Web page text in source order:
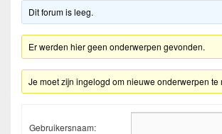
Dit forum is leeg.
Er werden hier geen onderwerpen gevonden.
Je moet zijn ingelogd om nieuwe onderwerpen te
Gebruikersnaam: